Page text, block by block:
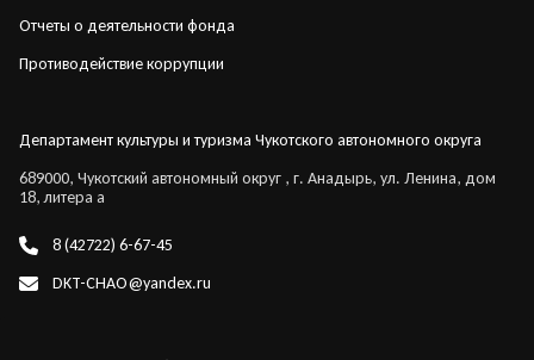
Отчеты о деятельности фонда
Противодействие коррупции
Департамент культуры и туризма Чукотского автономного округа
689000, Чукотский автономный округ , г. Анадырь, ул. Ленина, дом
18, литера а
8 (42722) 6-67-45
DKT-CHAO@yandex.ru